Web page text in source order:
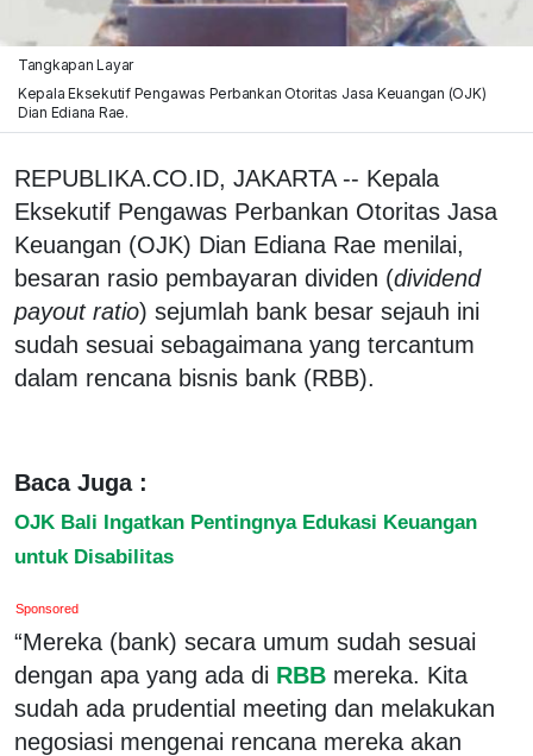
Tangkapan Layar
Kepala Eksekutif Pengawas Perbankan Otoritas Jasa Keuangan (OJK)
Dian Ediana Rae.
REPUBLIKA.CO.ID, JAKARTA -- Kepala
Eksekutif Pengawas Perbankan Otoritas Jasa
Keuangan (OJK) Dian Ediana Rae menilai,
besaran rasio pembayaran dividen (dividend
payout ratio) sejumlah bank besar sejauh ini
sudah sesuai sebagaimana yang tercantum
dalam rencana bisnis bank (RBB).
Baca Juga :
OJK Bali Ingatkan Pentingnya Edukasi Keuangan
untuk Disabilitas
Sponsored
“Mereka (bank) secara umum sudah sesuai
dengan apa yang ada di RBB mereka. Kita
sudah ada prudential meeting dan melakukan
negosiasi mengenai rencana mereka akan